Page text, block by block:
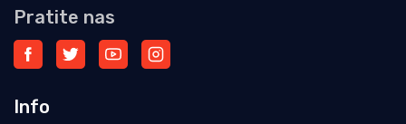
Pratite nas
Info